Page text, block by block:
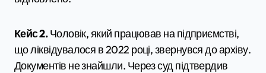
Кейс 2.Чоловік, який працював на підприємстві,
що ліквідувалося в 2022 році, звернувся до архіву.
Документів не знайшли. Через суд підтвердив